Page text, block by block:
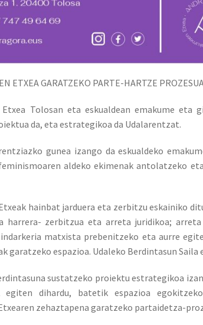
ETXEA GARATZEKO PARTE-HARTZE
Etxea Tolosan eta eskualdean emakume eta
da, eta estrategikoa da Udalarentzat.
gunea izango da eskualdeko
aldeko ekimenak antolatzeko
hainbat jarduera eta zerbitzu eskainiko
harrera- zerbitzua eta arreta juridikoa;
matxista prebenitzeko eta aurre
garatzeko espazioa. Udaleko Berdintasun
sustatzeko proiektu estrategikoa
egiten dihardu, batetik espazioa
zehaztapena garatzeko partaidetza-